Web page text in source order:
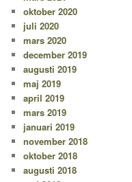
oktober 2020
juli 2020
mars 2020
december 2019
augusti 2019
maj 2019
april 2019
mars 2019
januari 2019
november 2018
oktober 2018
augusti 2018